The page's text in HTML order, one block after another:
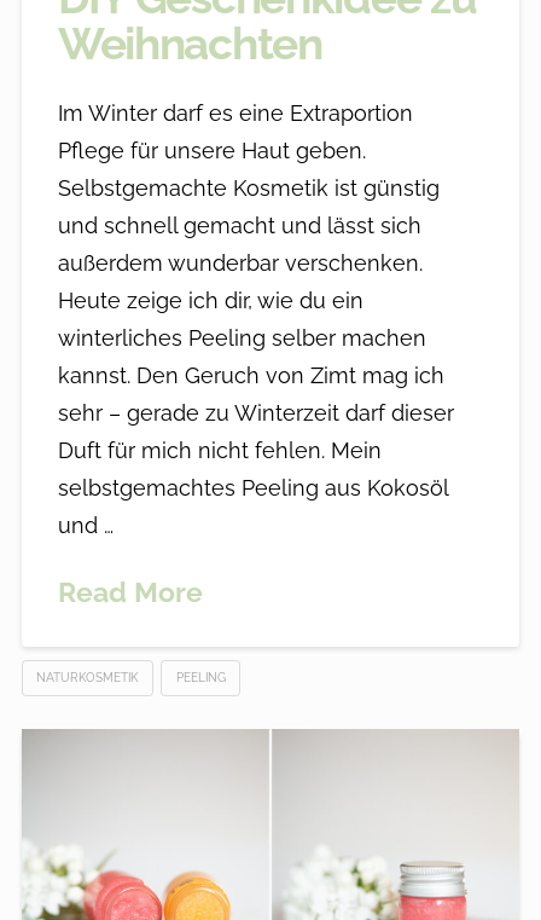
Weihnachten
Im Winter darf es eine Extraportion
Pflege für unsere Haut geben.
Selbstgemachte Kosmetik ist günstig
und schnell gemacht und lässt sich
außerdem wunderbar verschenken.
Heute zeige ich dir, wie du ein
winterliches Peeling selber machen
kannst. Den Geruch von Zimt mag ich
sehr – gerade zu Winterzeit darf dieser
Duft für mich nicht fehlen. Mein
selbstgemachtes Peeling aus Kokosöl
und …
Read More
NATURKOSMETIK PEELING